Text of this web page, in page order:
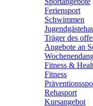
Feriensport
Schwimmen
Träger des
Angebote an
Fitness &
Fitness
Rehasport
Kursangebot